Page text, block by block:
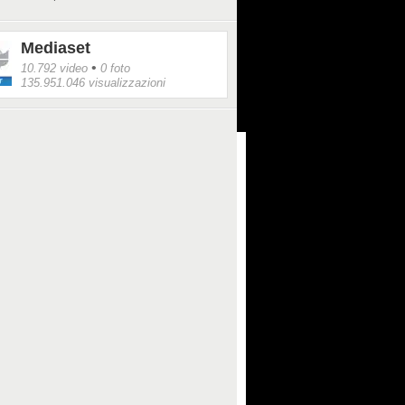
Mediaset
10.792 video • 0 foto
135.951.046 visualizzazioni